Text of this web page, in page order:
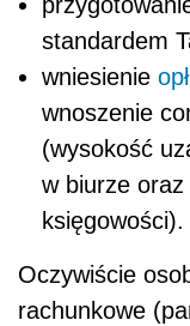
standardem
wniesienie
wnoszenie
(wysokość
w biurze
księgowości).
Oczywiście
rachunkowe